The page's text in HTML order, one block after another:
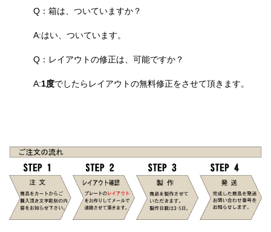
Q：箱は、ついていますか？
A:はい、ついています。
Q：レイアウトの修正は、可能ですか？
A:1度でしたらレイアウトの無料修正をさせて頂きます。